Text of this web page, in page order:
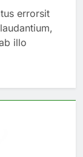
errorsit
illo